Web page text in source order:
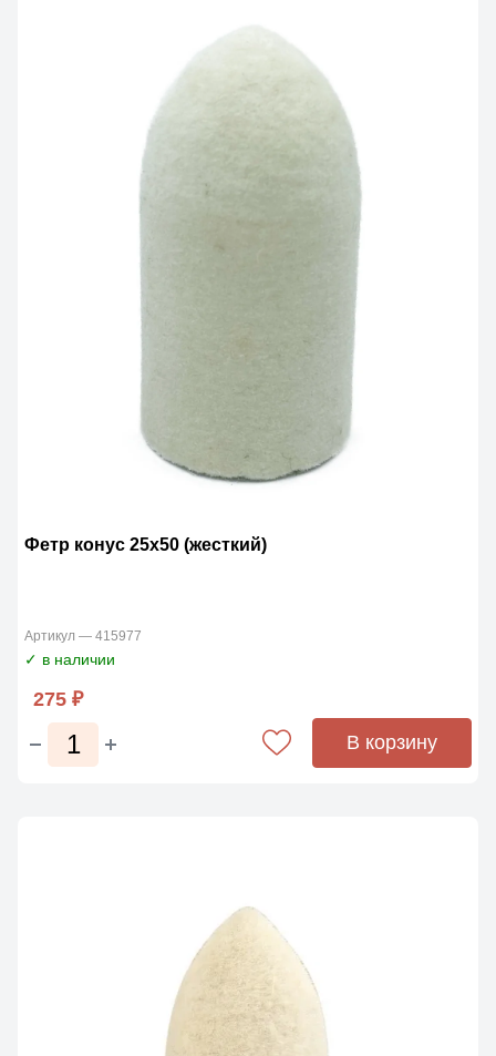
Фетр конус 25х50 (жесткий)
Артикул — 415977
✓ в наличии
275 ₽
В корзину